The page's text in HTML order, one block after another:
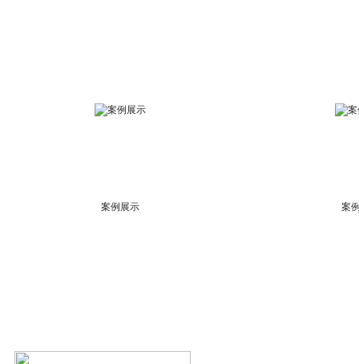
案例展示 案